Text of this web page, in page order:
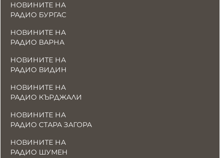
НОВИНИТЕ НА
РАДИО БУРГАС
НОВИНИТЕ НА
РАДИО ВАРНА
НОВИНИТЕ НА
РАДИО ВИДИН
НОВИНИТЕ НА
РАДИО КЪРДЖАЛИ
НОВИНИТЕ НА
РАДИО СТАРА ЗАГОРА
НОВИНИТЕ НА
РАДИО ШУМЕН